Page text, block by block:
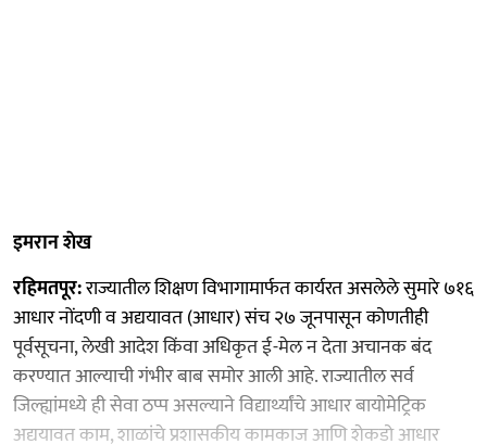
इमरान शेख
रहिमतपूर:राज्यातील शिक्षण विभागामार्फत कार्यरत असलेले सुमारे ७१६
आधार नोंदणी व अद्ययावत (आधार) संच २७ जूनपासून कोणतीही
पूर्वसूचना, लेखी आदेश किंवा अधिकृत ई-मेल न देता अचानक बंद
करण्यात आल्याची गंभीर बाब समोर आली आहे. राज्यातील सर्व
जिल्ह्यांमध्ये ही सेवा ठप्प असल्याने विद्यार्थ्यांचे आधार बायोमेट्रिक
अद्ययावत काम, शाळांचे प्रशासकीय कामकाज आणि शेकडो आधार